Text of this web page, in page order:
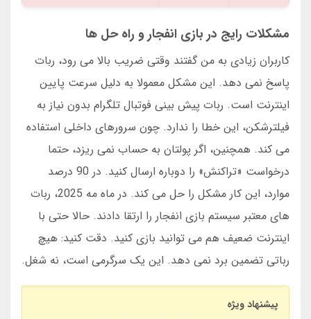
مشکلات رایج در بازی انفجار و راه حل ها
کاربران زیادی به من گفتند وقتی ضریب بالا می رود، ربات
پاسخ نمی دهد. این مشکل معمولا به دلیل سرعت پایین
اینترنت است. ربات پیش بینی فوتبال تلگرام بدون نیاز به
فیلترشکن، این خطا را ندارد. چون سرورهای داخلی استفاده
می کند. همچنین، اگر پولتان به حساب نمی ریزد، حتما
درخواست «تراکنش» را دوباره ارسال کنید. در 90 درصد
موارد، این کار مشکل را حل می کند. در ماه مه 2025، ربات
های معتبر سیستم بازی انفجار را ارتقا دادند. حالا حتی با
اینترنت ضعیف هم می توانید بازی کنید. دقت کنید: هیچ
رباتی تضمین برد نمی دهد. این یک سرگرمی است، نه شغل.
پیشنهاد ویژه